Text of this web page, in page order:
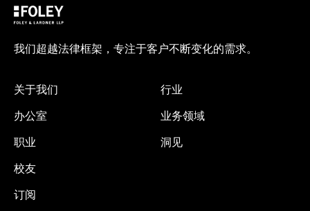
我们超越法律框架，专注于客户不断变化的需求。
关于我们
办公室
职业
校友
订阅
行业
业务领域
洞见